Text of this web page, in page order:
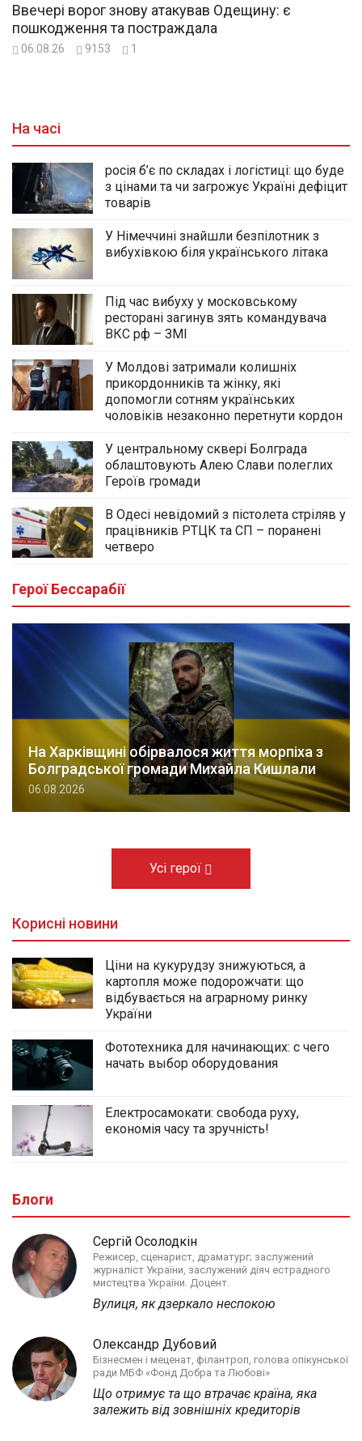
Ввечері ворог знову атакував Одещину: є
пошкодження та постраждала
06.08.26 9153 1
На часі
росія б’є по складах і логістиці: що буде
з цінами та чи загрожує Україні дефіцит
товарів
У Німеччині знайшли безпілотник з
вибухівкою біля українського літака
Під час вибуху у московському
ресторані загинув зять командувача
ВКС рф – ЗМІ
У Молдові затримали колишніх
прикордонників та жінку, які
допомогли сотням українських
чоловіків незаконно перетнути кордон
У центральному сквері Болграда
облаштовують Алею Слави полеглих
Героїв громади
В Одесі невідомий з пістолета стріляв у
працівників РТЦК та СП – поранені
четверо
Герої Бессарабії
На Харківщині обірвалося життя морпіха з
Болградської громади Михайла Кишлали
06.08.2026
Усі герої
Корисні новини
Ціни на кукурудзу знижуються, а
картопля може подорожчати: що
відбувається на аграрному ринку
України
Фототехника для начинающих: с чего
начать выбор оборудования
Електросамокати: свобода руху,
економія часу та зручність!
Блоги
Сергій Осолодкін
Режисер, сценарист, драматург; заслужений
журналіст України, заслужений діяч естрадного
мистецтва України. Доцент.
Вулиця, як дзеркало неспокою
Олександр Дубовий
Бізнесмен і меценат, філантроп, голова опікунської
ради МБФ «Фонд Добра та Любові»
Що отримує та що втрачає країна, яка
залежить від зовнішніх кредиторів